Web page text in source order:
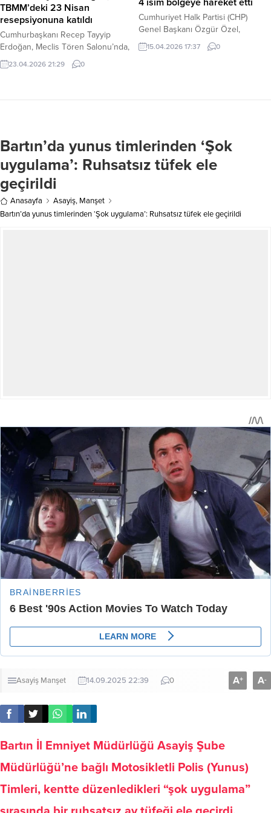
TBMM’deki 23 Nisan
resepsiyonuna katıldı
Cumhurbaşkanı Recep Tayyip
Erdoğan, Meclis Tören Salonu’nda,
TBMM Başkanı Numan
Kurtulmuş’un ev sahipliğinde
geçen Cumhurbaşkanı Erdoğan,
burada Cumhurbaşkanı Yardımcısı
Cevdet Yılmaz, kabine üyeleri ve
bazı davetlilerle bir süre sohbet
etti. Daha sonra,...
23.04.2026 21:29 0
Cumhuriyet Halk Partisi (CHP)
Genel Başkanı Özgür Özel,
Kahramanmaraş’ta bir okulda
meydana gelen ve büyük üzüntüye
yuvasında gerçekleşen saldırının
ardından CHP kanadından hızlı bir
adım geldi....
15.04.2026 17:37 0
Bartın’da yunus timlerinden ‘Şok
uygulama’: Ruhsatsız tüfek ele
geçirildi
Anasayfa Asayiş, Manşet
Bartın’da yunus timlerinden ‘Şok uygulama’: Ruhsatsız tüfek ele geçirildi
Asayiş Manşet 14.09.2025 22:39 0 A+ A-
Bartın İl Emniyet Müdürlüğü Asayiş Şube
Müdürlüğü’ne bağlı Motosikletli Polis (Yunus)
Timleri, kentte düzenledikleri “şok uygulama”